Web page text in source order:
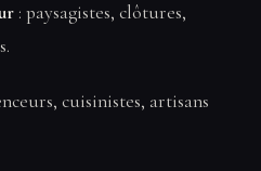
: paysagistes, clôtures,
cuisinistes, artisans